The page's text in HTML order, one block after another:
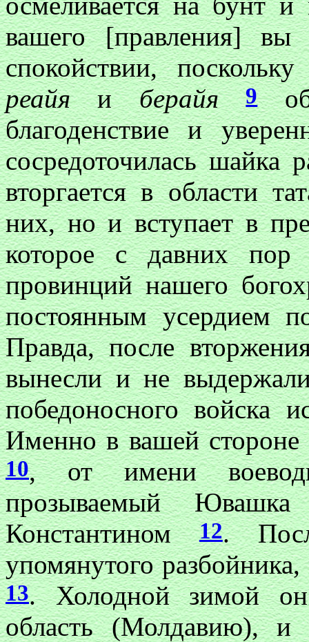
вашего [правления]
спокойствии,
реайяиберайя 9
благоденствие и
сосредоточилась шайка
вторгается в области
них, но и вступает в
которое с давних пор
провинций нашего
постоянным усердием
Правда, после
вынесли и не
победоносного войска
Именно в вашей
10, от имени
прозываемый
Константином12.
упомянутого
13. Холодной зимой он
область (Молдавию), и